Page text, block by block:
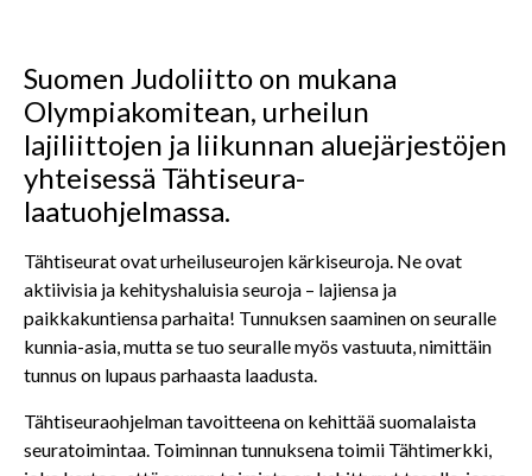
Suomen Judoliitto on mukana
Olympiakomitean, urheilun
lajiliittojen ja liikunnan aluejärjestöjen
yhteisessä Tähtiseura-
laatuohjelmassa.
Tähtiseurat ovat urheiluseurojen kärkiseuroja. Ne ovat
aktiivisia ja kehityshaluisia seuroja – lajiensa ja
paikkakuntiensa parhaita! Tunnuksen saaminen on seuralle
kunnia-asia, mutta se tuo seuralle myös vastuuta, nimittäin
tunnus on lupaus parhaasta laadusta.
Tähtiseuraohjelman tavoitteena on kehittää suomalaista
seuratoimintaa. Toiminnan tunnuksena toimii Tähtimerkki,